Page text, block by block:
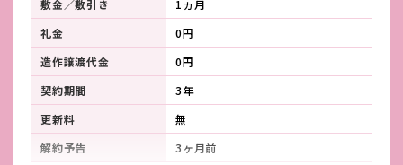
敷金／敷引き
1ヵ月
礼金
0円
造作譲渡代金
0円
契約期間
3年
更新料
無
解約予告
3ヶ月前